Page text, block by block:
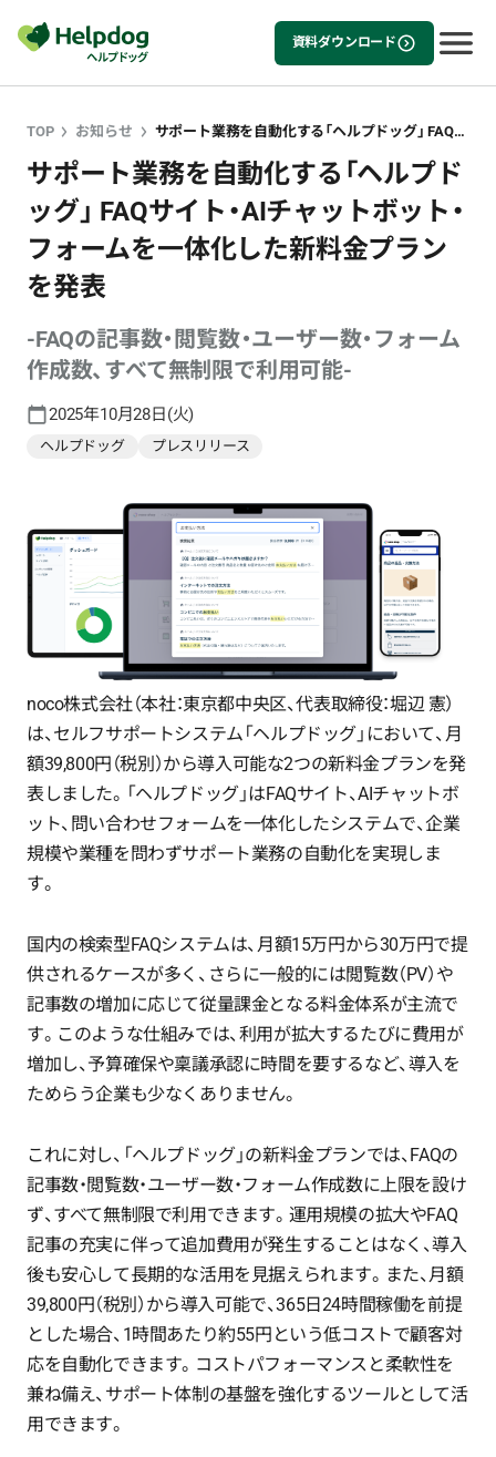
資料ダウンロード
TOP お知らせ サポート業務を自動化する「ヘルプドッグ」 FAQサイト・AIチャットボット・フォームを一体化した新料金プランを発表
サポート業務を自動化する「ヘルプド
ッグ」 FAQサイト・AIチャットボット・
フォームを一体化した新料金プラン
を発表
-FAQの記事数・閲覧数・ユーザー数・フォーム
作成数、すべて無制限で利用可能-
2025年10月28日(火)
ヘルプドッグ プレスリリース
noco株式会社（本社：東京都中央区、代表取締役：堀辺 憲）
は、セルフサポートシステム「ヘルプドッグ」において、月
額39,800円（税別）から導入可能な2つの新料金プランを発
表しました。「ヘルプドッグ」はFAQサイト、AIチャットボ
ット、問い合わせフォームを一体化したシステムで、企業
規模や業種を問わずサポート業務の自動化を実現しま
す。
国内の検索型FAQシステムは、月額15万円から30万円で提
供されるケースが多く、さらに一般的には閲覧数（PV）や
記事数の増加に応じて従量課金となる料金体系が主流で
す。このような仕組みでは、利用が拡大するたびに費用が
増加し、予算確保や稟議承認に時間を要するなど、導入を
ためらう企業も少なくありません。
これに対し、「ヘルプドッグ」の新料金プランでは、FAQの
記事数・閲覧数・ユーザー数・フォーム作成数に上限を設け
ず、すべて無制限で利用できます。運用規模の拡大やFAQ
記事の充実に伴って追加費用が発生することはなく、導入
後も安心して長期的な活用を見据えられます。また、月額
39,800円（税別）から導入可能で、365日24時間稼働を前提
とした場合、1時間あたり約55円という低コストで顧客対
応を自動化できます。コストパフォーマンスと柔軟性を
兼ね備え、サポート体制の基盤を強化するツールとして活
用できます。